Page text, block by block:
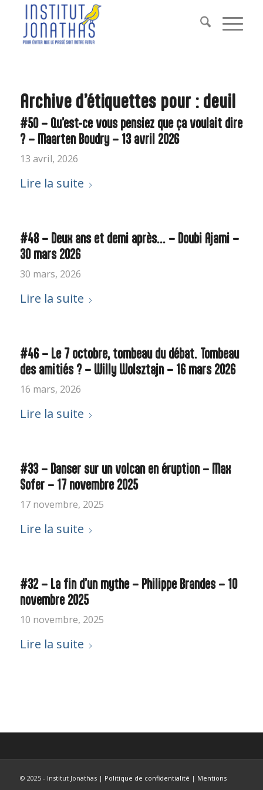
Archive d’étiquettes pour : deuil
#50 – Qu’est-ce vous pensiez que ça voulait dire
? – Maarten Boudry – 13 avril 2026
13 avril, 2026
Lire la suite
#48 – Deux ans et demi après… – Doubi Ajami –
30 mars 2026
30 mars, 2026
Lire la suite
#46 – Le 7 octobre, tombeau du débat. Tombeau
des amitiés ? – Willy Wolsztajn – 16 mars 2026
16 mars, 2026
Lire la suite
#33 – Danser sur un volcan en éruption – Max
Sofer – 17 novembre 2025
17 novembre, 2025
Lire la suite
#32 – La fin d’un mythe – Philippe Brandes – 10
novembre 2025
10 novembre, 2025
Lire la suite
© 2025 - Institut Jonathas | Politique de confidentialité | Mentions